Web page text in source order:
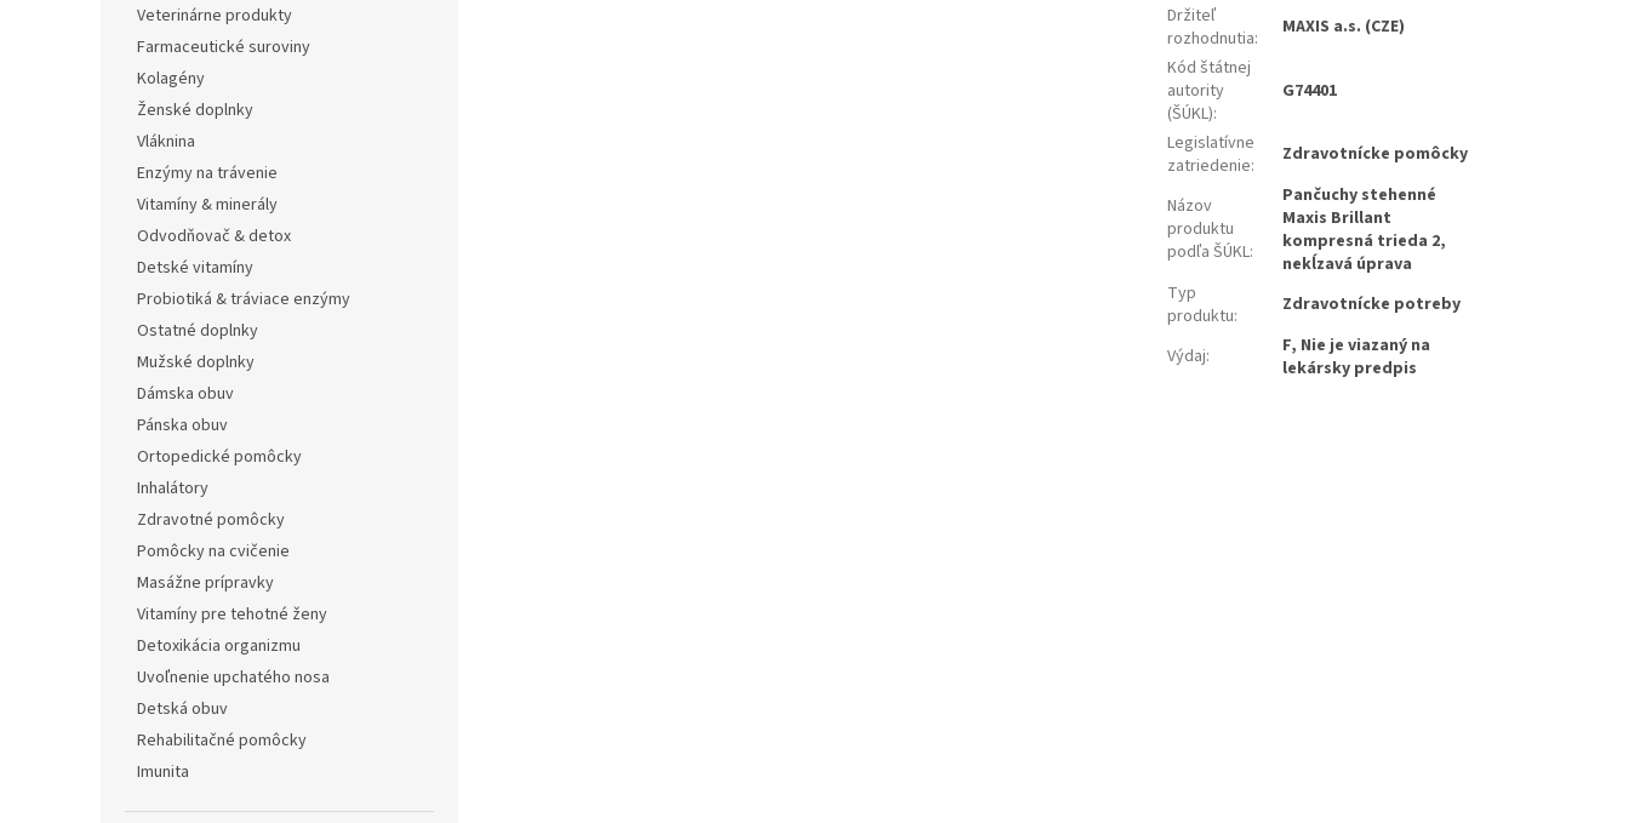
Veterinárne produkty
Farmaceutické suroviny
Kolagény
Ženské doplnky
Vláknina
Enzýmy na trávenie
Vitamíny & minerály
Odvodňovač & detox
Detské vitamíny
Probiotiká & tráviace enzýmy
Ostatné doplnky
Mužské doplnky
Dámska obuv
Pánska obuv
Ortopedické pomôcky
Inhalátory
Zdravotné pomôcky
Pomôcky na cvičenie
Masážne prípravky
Vitamíny pre tehotné ženy
Detoxikácia organizmu
Uvoľnenie upchatého nosa
Detská obuv
Rehabilitačné pomôcky
Imunita
Držiteľ
rozhodnutia:
MAXIS a.s. (CZE)
Kód štátnej
autority
(ŠÚKL):
G74401
Legislatívne
zatriedenie: Zdravotnícke pomôcky
Názov
produktu
podľa ŠÚKL:
Pančuchy stehenné
Maxis Brillant
kompresná trieda 2,
nekĺzavá úprava
Typ
produktu: Zdravotnícke potreby
Výdaj:
F, Nie je viazaný na
lekársky predpis